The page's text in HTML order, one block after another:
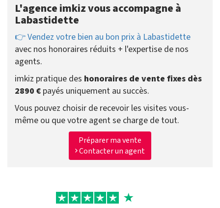
L'agence imkiz vous accompagne à
Labastidette
👉 Vendez votre bien au bon prix à Labastidette
avec nos honoraires réduits + l'expertise de nos
agents.
imkiz pratique des honoraires de vente fixes dès
2890 € payés uniquement au succès.
Vous pouvez choisir de recevoir les visites vous-
même ou que votre agent se charge de tout.
Préparer ma vente
Contacter un agent